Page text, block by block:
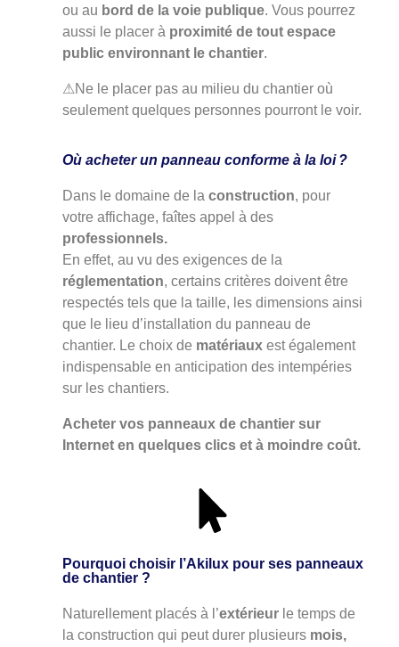
ou au bord de la voie publique. Vous pourrez
aussi le placer à proximité de tout espace
public environnant le chantier.
⚠Ne le placer pas au milieu du chantier où
seulement quelques personnes pourront le voir.
Où acheter un panneau conforme à la loi ?
Dans le domaine de laconstruction, pour
votre affichage, faîtes appel à des
professionnels.
En effet, au vu des exigences de la
réglementation, certains critères doivent être
respectés tels que la taille, les dimensions ainsi
que le lieu d’installation du panneau de
chantier. Le choix de matériaux est également
indispensable en anticipation des intempéries
sur les chantiers.
Acheter vos panneaux de chantier sur
Internet en quelques clics et à moindre coût.
Pourquoi choisir l’Akilux pour ses panneaux
de chantier ?
Naturellement placés à l’extérieur le temps de
la construction qui peut durer plusieurs mois,